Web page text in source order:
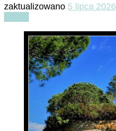
zaktualizowano 5 lipca 2026